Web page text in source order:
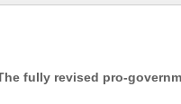
fully revised pro-